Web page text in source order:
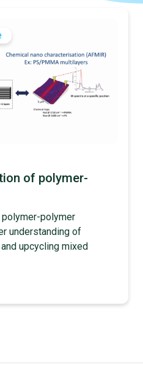
of polymer-
polymer
understanding of
upcycling mixed